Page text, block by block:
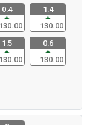
0:4
130.00
1:4
130.00
1:5
130.00
0:6
130.00